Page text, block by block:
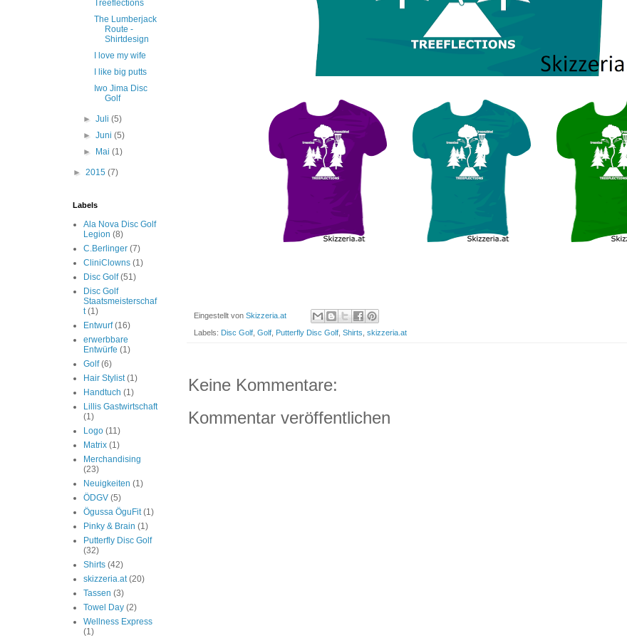
Eingestellt von Skizzeria.at
Labels: Disc Golf Golf Putterfly Disc Golf Shirts skizzeria.at
Keine Kommentare:
Kommentar veröffentlichen
Treeflections
The Lumberjack
Route -
Shirtdesign
I love my wife
I like big putts
Iwo Jima Disc
Golf
►Juli(5)
►Juni(5)
► Mai(1)
► 2015 (7)
Labels
Ala Nova Disc Golf
Legion (8)
C.Berlinger (7)
CliniClowns (1)
Disc Golf (51)
Disc Golf
Staatsmeisterschaf
t (1)
Entwurf (16)
erwerbbare
Entwürfe (1)
Golf (6)
Hair Stylist (1)
Handtuch (1)
Lillis Gastwirtschaft
(1)
Logo (11)
Matrix (1)
Merchandising
(23)
Neuigkeiten (1)
ÖDGV (5)
Ögussa ÖguFit (1)
Pinky & Brain (1)
Putterfly Disc Golf
(32)
Shirts (42)
skizzeria.at (20)
Tassen (3)
Towel Day (2)
Wellness Express
(1)